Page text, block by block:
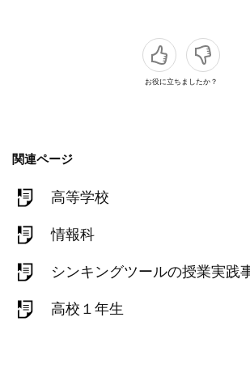
お役に立ちましたか？
関連ページ
高等学校
情報科
シンキングツールの授業実践
高校１年生